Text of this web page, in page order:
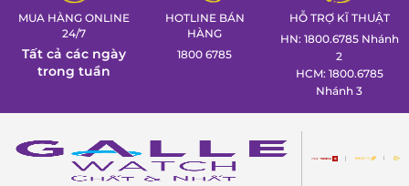
MUA HÀNG ONLINE
24/7
Tất cả các ngày
trong tuần
HOTLINE BÁN
HÀNG
1800 6785
HỖ TRỢ KĨ THUẬT
HN: 1800.6785 Nhánh
2
HCM: 1800.6785
Nhánh 3